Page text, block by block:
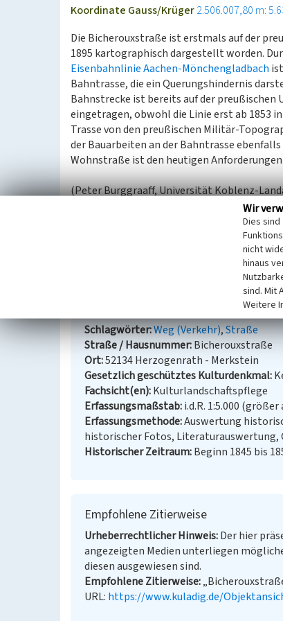
Koordinate Gauss/Krüger2.506.007,80 m:
Die Bicherouxstraße ist erstmals auf der
1895 kartographisch dargestellt worden.
Eisenbahnlinie Aachen-Mönchengladbach
Bahntrasse, die ein Querungshindernis
Bahnstrecke ist bereits auf der preußischen
eingetragen, obwohl die Linie erst ab 1853
Trasse von den preußischen Militär-
der Bauarbeiten an der Bahntrasse
Wohnstraße ist den heutigen
(Peter Burggraaff, Universität Koblenz-
Ferraris (1777): Kabinetskaart van de
Geobasis NRW (2005): HistoriKa25 -
im Wandel der Zeit. Blatt 5102-
Bicherouxstraße in Herzogenrath
Schlagwörter Weg (Verkehr) Straße
Straße / Hausnummer Bicherouxstraße
Ort 52134 Herzogenrath - Merkstein
Gesetzlich geschütztes Kulturdenkmal
Fachsicht(en) Kulturlandschaftspflege
Erfassungsmaßstab i.d.R. 1:5.000 (größer
Erfassungsmethode Auswertung
historischer Fotos,
Historischer Zeitraum Beginn 1845 bis
Empfohlene Zitierweise
Urheberrechtlicher Hinweis Der hier
angezeigten Medien unterliegen
diesen ausgewiesen sind.
Empfohlene Zitierweise
URL: https://www.kuladig.de/
Wir
Dies
nicht
hinaus
sind. Mit
Weitere